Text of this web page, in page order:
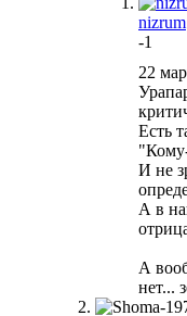
nizrum
-1
22
Есть
И не
А в
А
нет...